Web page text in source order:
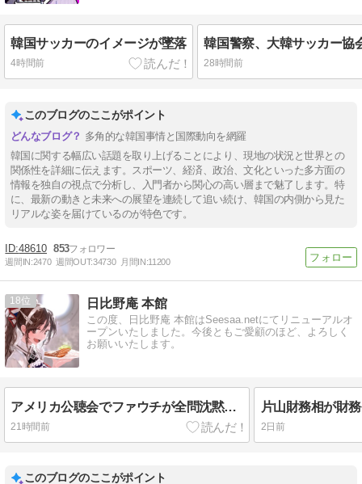
韓国サッカーのイメージが墜落
4時間前 28時間前
このブログのここがポイント
多角的な韓国事情と国際動向を網羅
韓国に関する幅広い話題を取り上げることにより、現地の状況と世界との
関係性を詳細に伝えます。スポーツ、経済、政治、文化といった多方面の
情報を独自の視点で分析し、入門者から関心の高い層まで魅了します。特
に、最新の動きと未来への展望を連続して追い続け、韓国の内側から見た
リアルな姿を届けているのが特色です。
48610 853
週間IN:2470 週間OUT:34730 月間IN:11200
18 日比野庵 本館
この度、日比野庵 本館はSeesaa.netにてリニューアルオ
ープンいたしました。今後ともご愛顧のほど、よろしく
お願いいたします。
アメリカ公聴会でファウチが全問沈黙！武漢ラボ隠蔽の日記暴露で世界を欺いたパンデミック工作の闇と日本への波及！
21時間前 2日前
このブログのここがポイント